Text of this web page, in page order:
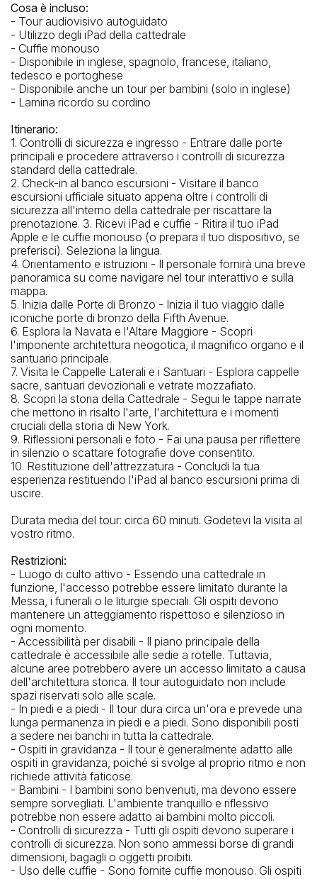
La stazione di metropolitana più vicina
5 Avenue/53 St station
La fermata del bus più vicina
E 50 St & 5 Av
Cosa è incluso:
- Tour audiovisivo autoguidato
- Utilizzo degli iPad della cattedrale
- Cuffie monouso
- Disponibile in inglese, spagnolo, francese, italiano,
tedesco e portoghese
- Disponibile anche un tour per bambini (solo in inglese)
- Lamina ricordo su cordino
Itinerario:
1. Controlli di sicurezza e ingresso - Entrare dalle porte
principali e procedere attraverso i controlli di sicurezza
standard della cattedrale.
2. Check-in al banco escursioni - Visitare il banco
escursioni ufficiale situato appena oltre i controlli di
sicurezza all'interno della cattedrale per riscattare la
prenotazione. 3. Ricevi iPad e cuffie - Ritira il tuo iPad
Apple e le cuffie monouso (o prepara il tuo dispositivo, se
preferisci). Seleziona la lingua.
4. Orientamento e istruzioni - Il personale fornirà una breve
panoramica su come navigare nel tour interattivo e sulla
mappa.
5. Inizia dalle Porte di Bronzo - Inizia il tuo viaggio dalle
iconiche porte di bronzo della Fifth Avenue.
6. Esplora la Navata e l'Altare Maggiore - Scopri
l'imponente architettura neogotica, il magnifico organo e il
santuario principale.
7. Visita le Cappelle Laterali e i Santuari - Esplora cappelle
sacre, santuari devozionali e vetrate mozzafiato.
8. Scopri la storia della Cattedrale - Segui le tappe narrate
che mettono in risalto l'arte, l'architettura e i momenti
cruciali della storia di New York.
9. Riflessioni personali e foto - Fai una pausa per riflettere
in silenzio o scattare fotografie dove consentito.
10. Restituzione dell'attrezzatura - Concludi la tua
esperienza restituendo l'iPad al banco escursioni prima di
uscire.
Durata media del tour: circa 60 minuti. Godetevi la visita al
vostro ritmo.
Restrizioni:
- Luogo di culto attivo - Essendo una cattedrale in
funzione, l'accesso potrebbe essere limitato durante la
Messa, i funerali o le liturgie speciali. Gli ospiti devono
mantenere un atteggiamento rispettoso e silenzioso in
ogni momento.
- Accessibilità per disabili - Il piano principale della
cattedrale è accessibile alle sedie a rotelle. Tuttavia,
alcune aree potrebbero avere un accesso limitato a causa
dell'architettura storica. Il tour autoguidato non include
spazi riservati solo alle scale.
- In piedi e a piedi - Il tour dura circa un'ora e prevede una
lunga permanenza in piedi e a piedi. Sono disponibili posti
a sedere nei banchi in tutta la cattedrale.
- Ospiti in gravidanza - Il tour è generalmente adatto alle
ospiti in gravidanza, poiché si svolge al proprio ritmo e non
richiede attività faticose.
- Bambini - I bambini sono benvenuti, ma devono essere
sempre sorvegliati. L'ambiente tranquillo e riflessivo
potrebbe non essere adatto ai bambini molto piccoli.
- Controlli di sicurezza - Tutti gli ospiti devono superare i
controlli di sicurezza. Non sono ammessi borse di grandi
dimensioni, bagagli o oggetti proibiti.
- Uso delle cuffie - Sono fornite cuffie monouso. Gli ospiti